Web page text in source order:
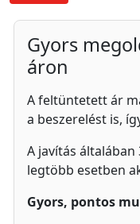
Gyors
áron
A feltüntetett ár
a beszerelést is,
A javítás általában
legtöbb esetben
Gyors, pontos